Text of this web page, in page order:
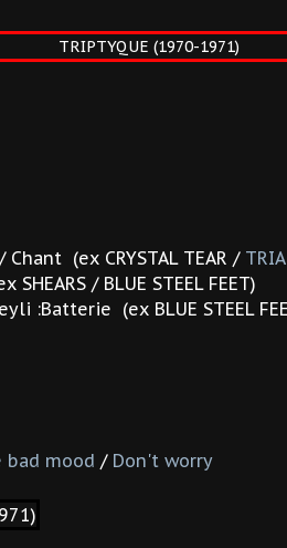
(ex CRYSTAL TEAR /
/ BLUE STEEL FEET)
:Batterie (ex BLUE STEEL
mood / Don't worry